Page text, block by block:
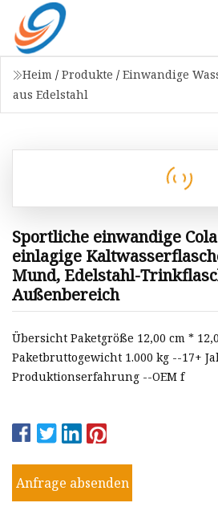
Heim / Produkte / Einwandige
aus Edelstahl
Sportliche einwandige
einlagige
Mund, Edelstahl-
Außenbereich
Übersicht Paketgröße 12,00 cm *
Paketbruttogewicht 1.000 kg --17+
Produktionserfahrung --OEM f
Anfrage absenden